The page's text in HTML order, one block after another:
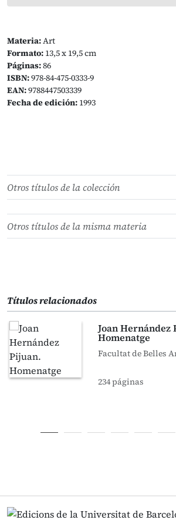
Materia:Art
Formato: 13,5 x 19,5 cm
Páginas:86
ISBN:978-84-475-0333-9
EAN:9788447503339
Fecha de edición: 1993
Otros títulos de la colección
Otros títulos de la misma materia
Títulos relacionados
Joan Hernández
Homenatge
Facultat de Belles
234 páginas